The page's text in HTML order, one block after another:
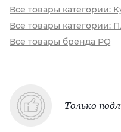
Все товары категории:
Все товары категории:
Все товары бренда PQ
Только